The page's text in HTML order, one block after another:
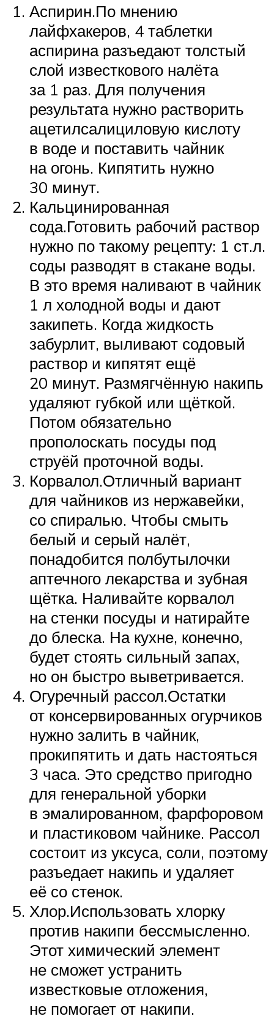
Аспирин.По мнению
лайфхакеров, 4 таблетки
аспирина разъедают толстый
слой известкового налёта
за 1 раз. Для получения
результата нужно растворить
ацетилсалициловую кислоту
в воде и поставить чайник
на огонь. Кипятить нужно
30 минут.
Кальцинированная
сода.Готовить рабочий раствор
нужно по такому рецепту: 1 ст.л.
соды разводят в стакане воды.
В это время наливают в чайник
1 л холодной воды и дают
закипеть. Когда жидкость
забурлит, выливают содовый
раствор и кипятят ещё
20 минут. Размягчённую накипь
удаляют губкой или щёткой.
Потом обязательно
прополоскать посуды под
струёй проточной воды.
Корвалол.Отличный вариант
для чайников из нержавейки,
со спиралью. Чтобы смыть
белый и серый налёт,
понадобится полбутылочки
аптечного лекарства и зубная
щётка. Наливайте корвалол
на стенки посуды и натирайте
до блеска. На кухне, конечно,
будет стоять сильный запах,
но он быстро выветривается.
Огуречный рассол.Остатки
от консервированных огурчиков
нужно залить в чайник,
прокипятить и дать настояться
3 часа. Это средство пригодно
для генеральной уборки
в эмалированном, фарфоровом
и пластиковом чайнике. Рассол
состоит из уксуса, соли, поэтому
разъедает накипь и удаляет
её со стенок.
Хлор.Использовать хлорку
против накипи бессмысленно.
Этот химический элемент
не сможет устранить
известковые отложения,
не помогает от накипи.